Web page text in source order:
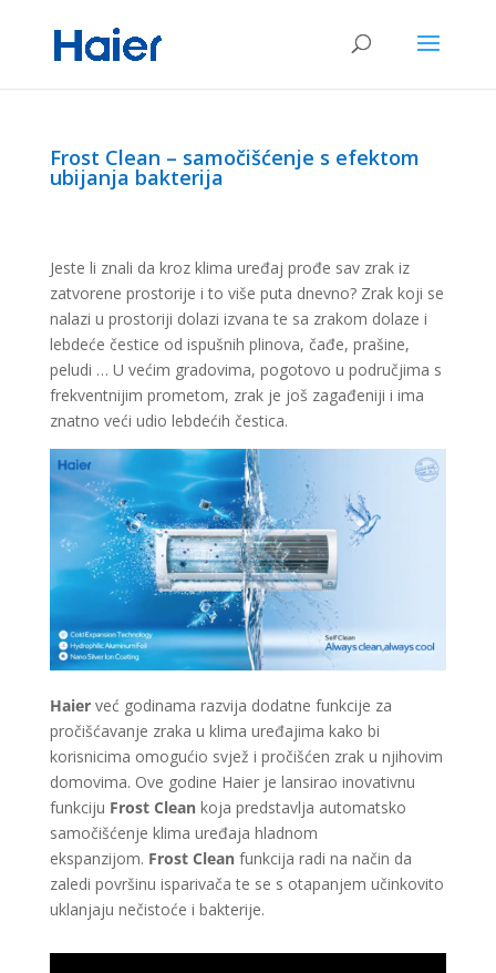
Frost Clean – samočišćenje s efektom
ubijanja bakterija
Jeste li znali da kroz klima uređaj prođe sav zrak iz
zatvorene prostorije i to više puta dnevno? Zrak koji se
nalazi u prostoriji dolazi izvana te sa zrakom dolaze i
lebdeće čestice od ispušnih plinova, čađe, prašine,
peludi … U većim gradovima, pogotovo u područjima s
frekventnijim prometom, zrak je još zagađeniji i ima
znatno veći udio lebdećih čestica.
Haier već godinama razvija dodatne funkcije za
pročišćavanje zraka u klima uređajima kako bi
korisnicima omogućio svjež i pročišćen zrak u njihovim
domovima. Ove godine Haier je lansirao inovativnu
funkciju Frost Clean koja predstavlja automatsko
samočišćenje klima uređaja hladnom
ekspanzijom. Frost Clean funkcija radi na način da
zaledi površinu isparivača te se s otapanjem učinkovito
uklanjaju nečistoće i bakterije.